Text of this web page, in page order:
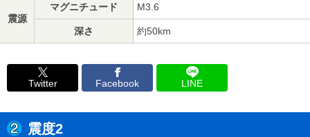
震源
マグニチュード M3.6
深さ 約50km
Twitter Facebook LINE
震度2